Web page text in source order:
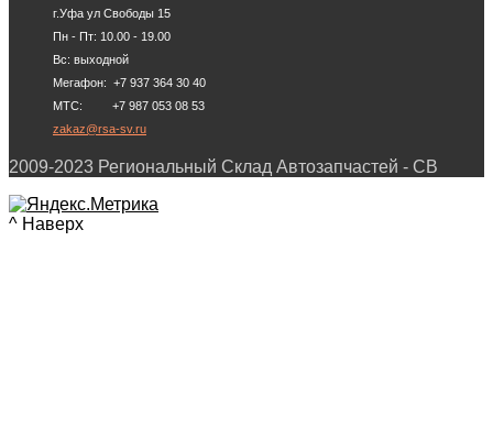
г.Уфа ул Свободы 15
Пн - Пт: 10.00 - 19.00
Вс: выходной
Мегафон: +7 937 364 30 40
МТС: +7 987 053 08 53
zakaz@rsa-sv.ru
2009-2023 Региональный Склад Автозапчастей - СВ
^ Наверх